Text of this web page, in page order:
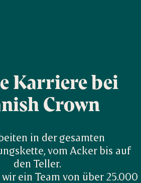
Karriere bei
Crown
in der gesamten
vom Acker bis auf
den Teller.
ein Team von über 25.000